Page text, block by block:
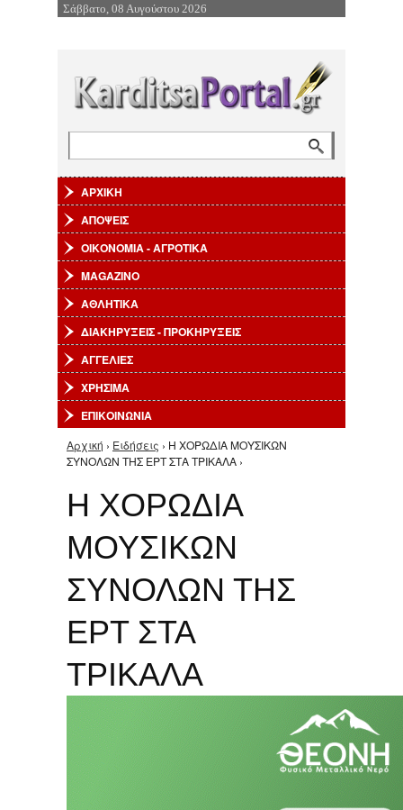
Επιστροφή στην Πλοήγηση
Σάββατο, 08 Αυγούστου 2026
ΑΡΧΙΚΗ
ΑΠΟΨΕΙΣ
ΟΙΚΟΝΟΜΙΑ - ΑΓΡΟΤΙΚΑ
MAGAZINO
ΑΘΛΗΤΙΚΑ
ΔΙΑΚΗΡΥΞΕΙΣ - ΠΡΟΚΗΡΥΞΕΙΣ
ΑΓΓΕΛΙΕΣ
ΧΡΗΣΙΜΑ
ΕΠΙΚΟΙΝΩΝΙΑ
Είστε εδώ
Αρχική › Ειδήσεις › Η ΧΟΡΩΔΙΑ ΜΟΥΣΙΚΩΝ
ΣΥΝΟΛΩΝ ΤΗΣ ΕΡΤ ΣΤΑ ΤΡΙΚΑΛΑ ›
Η ΧΟΡΩΔΙΑ
ΜΟΥΣΙΚΩΝ
ΣΥΝΟΛΩΝ ΤΗΣ
ΕΡΤ ΣΤΑ
ΤΡΙΚΑΛΑ